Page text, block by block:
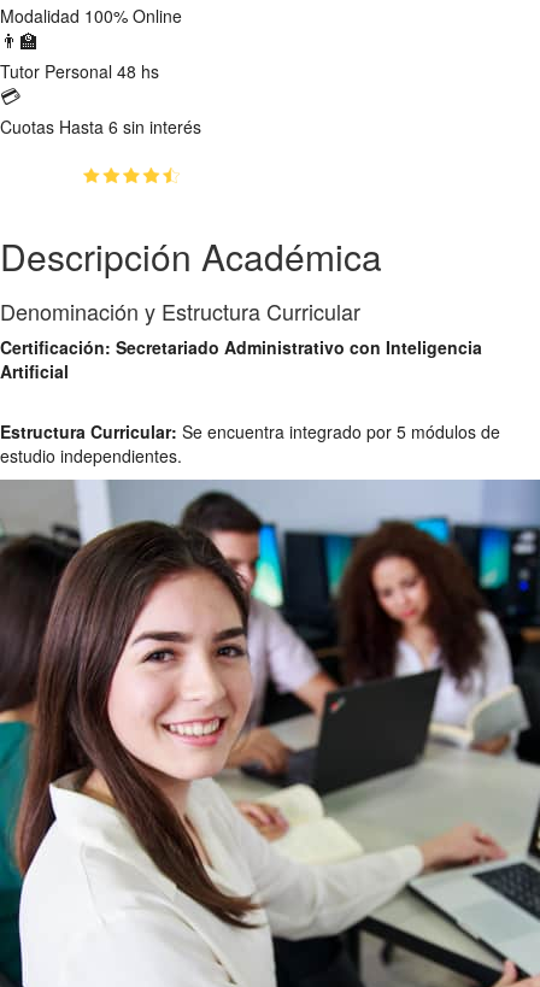
Modalidad 100% Online
👨‍🏫
Tutor Personal 48 hs
💳
Cuotas Hasta 6 sin interés
Descripción Académica
Denominación y Estructura Curricular
Certificación: Secretariado Administrativo con Inteligencia
Artificial
Estructura Curricular: Se encuentra integrado por 5 módulos de
estudio independientes.